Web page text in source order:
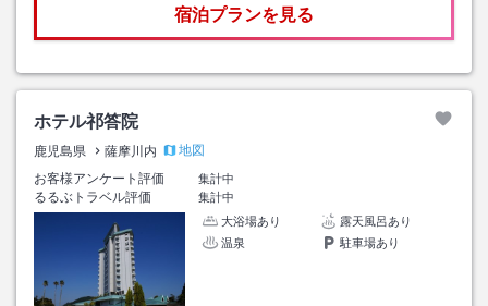
宿泊プランを見る
ホテル祁答院
鹿児島県 薩摩川内
地図
お客様アンケート評価
集計中
るるぶトラベル評価
集計中
大浴場あり
露天風呂あり
温泉
駐車場あり